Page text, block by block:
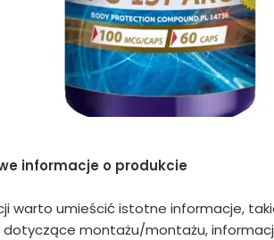
informacje o produkcie
warto umieścić istotne informacje,
dotyczące montażu/montażu,